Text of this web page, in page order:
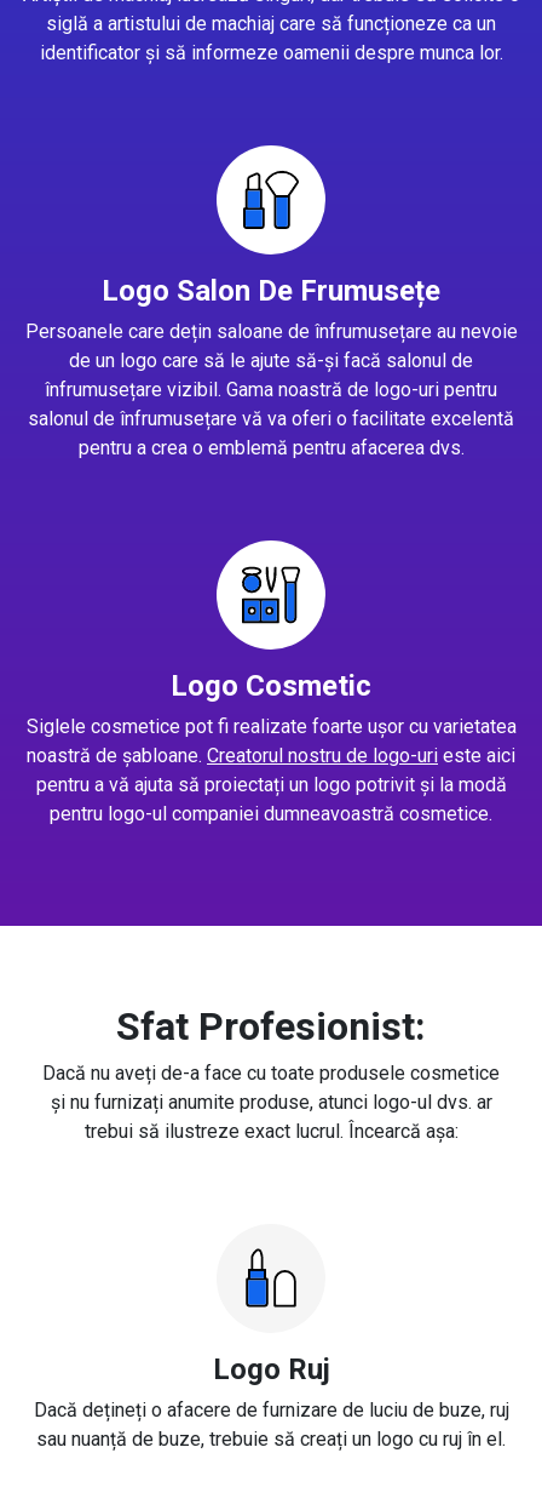
siglă a artistului de machiaj care să funcționeze ca un
identificator și să informeze oamenii despre munca lor.
Logo Salon De Frumusețe
Persoanele care dețin saloane de înfrumusețare au nevoie
de un logo care să le ajute să-și facă salonul de
înfrumusețare vizibil. Gama noastră de logo-uri pentru
salonul de înfrumusețare vă va oferi o facilitate excelentă
pentru a crea o emblemă pentru afacerea dvs.
Logo Cosmetic
Siglele cosmetice pot fi realizate foarte ușor cu varietatea
noastră de șabloane. Creatorul nostru de logo-uri este aici
pentru a vă ajuta să proiectați un logo potrivit și la modă
pentru logo-ul companiei dumneavoastră cosmetice.
Sfat Profesionist:
Dacă nu aveți de-a face cu toate produsele cosmetice
și nu furnizați anumite produse, atunci logo-ul dvs. ar
trebui să ilustreze exact lucrul. Încearcă așa:
Logo Ruj
Dacă dețineți o afacere de furnizare de luciu de buze, ruj
sau nuanță de buze, trebuie să creați un logo cu ruj în el.